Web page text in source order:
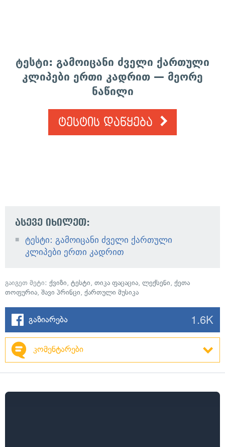
ტესტი: გამოიცანი ძველი ქართული
კლიპები ერთი კადრით — მეორე
ნაწილი
ტესტის დაწყება
ასევე იხილეთ:
ტესტი: გამოიცანი ძველი ქართული
კლიპები ერთი კადრით
გაიგეთ მეტი: ქვიზი, ტესტი, თიკა ფაცაცია, ლექსენი, ქეთა
თოფურია, შავი პრინცი, ქართული მუსიკა
გაზიარება 1.6K
კომენტარები